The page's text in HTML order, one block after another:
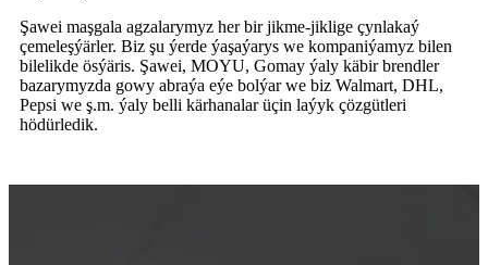
Şawei maşgala agzalarymyz her bir jikme-jiklige çynlakaý
çemeleşýärler. Biz şu ýerde ýaşaýarys we kompaniýamyz bilen
bilelikde ösýäris. Şawei, MOYU, Gomay ýaly käbir brendler
bazarymyzda gowy abraýa eýe bolýar we biz Walmart, DHL,
Pepsi we ş.m. ýaly belli kärhanalar üçin laýyk çözgütleri
hödürledik.